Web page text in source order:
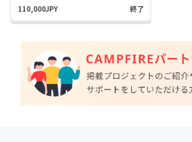
110,000JPY 終了